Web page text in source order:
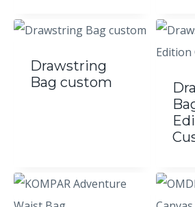
Drawstring
Bag custom